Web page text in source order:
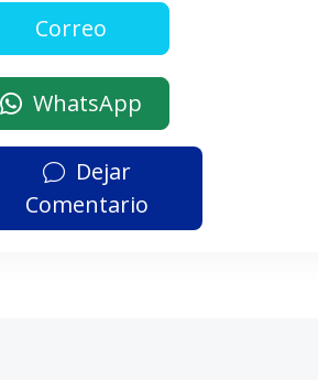
WhatsApp
Dejar
Comentario